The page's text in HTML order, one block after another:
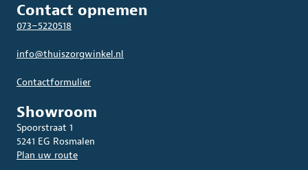
Contact opnemen
073–5220518
info@thuiszorgwinkel.nl
Contactformulier
Showroom
Spoorstraat 1
5241 EG Rosmalen
Plan uw route